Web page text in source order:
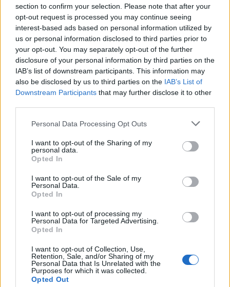
section to confirm your selection. Please note that after your
opt-out request is processed you may continue seeing
interest-based ads based on personal information utilized by
us or personal information disclosed to third parties prior to
your opt-out. You may separately opt-out of the further
disclosure of your personal information by third parties on the
IAB’s list of downstream participants. This information may
also be disclosed by us to third parties on the IAB’s List of
Downstream Participants that may further disclose it to other
Please note that this website/app uses one or more Google
not limited to your visit or usage behaviour. You may click to
grant or deny consent to Google and its third-party tags to
use your data for below specified purposes in below Google
consent section.
Personal Data Processing Opt Outs
I want to opt-out of the Sharing of my
personal data.
Opted In
I want to opt-out of the Sale of my
Personal Data.
Opted In
I want to opt-out of processing my
Personal Data for Targeted Advertising.
Opted In
I want to opt-out of Collection, Use,
Retention, Sale, and/or Sharing of my
Personal Data that Is Unrelated with the
Purposes for which it was collected.
Opted Out
A megkelt tésztát 3 részre osztjuk, mindegyiket
kerekre nyújtjuk és 8 egyenlő cikkre vágjuk, majd
megtöltjük lekvárral és feltekerjük. Egy negyed órát
a tepsiben letakarva kelesztjük, majd lekenjük a
felvert tojással, és megszórjuk a darabolt dióval,